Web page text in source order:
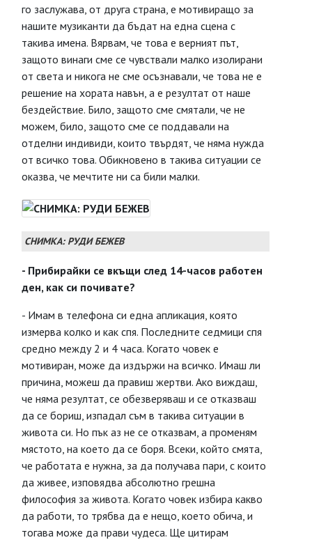
го заслужава, от друга страна, е мотивиращо за
нашите музиканти да бъдат на една сцена с
такива имена. Вярвам, че това е верният път,
защото винаги сме се чувствали малко изолирани
от света и никога не сме осъзнавали, че това не е
решение на хората навън, а е резултат от наше
бездействие. Било, защото сме смятали, че не
можем, било, защото сме се поддавали на
отделни индивиди, които твърдят, че няма нужда
от всичко това. Обикновено в такива ситуации се
оказва, че мечтите ни са били малки.
СНИМКА: РУДИ БЕЖЕВ
- Прибирайки се вкъщи след 14-часов работен
ден, как си почивате?
- Имам в телефона си една апликация, която
измерва колко и как спя. Последните седмици спя
средно между 2 и 4 часа. Когато човек е
мотивиран, може да издържи на всичко. Имаш ли
причина, можеш да правиш жертви. Ако виждаш,
че няма резултат, се обезверяваш и се отказваш
да се бориш, изпадал съм в такива ситуации в
живота си. Но пък аз не се отказвам, а променям
мястото, на което да се боря. Всеки, който смята,
че работата е нужна, за да получава пари, с които
да живее, изповядва абсолютно грешна
философия за живота. Когато човек избира какво
да работи, то трябва да е нещо, което обича, и
тогава може да прави чудеса. Ще цитирам